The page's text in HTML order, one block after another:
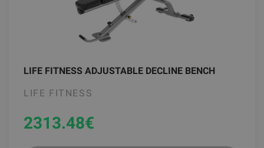
LIFE FITNESS ADJUSTABLE DECLINE BENCH
LIFE FITNESS
2313.48€